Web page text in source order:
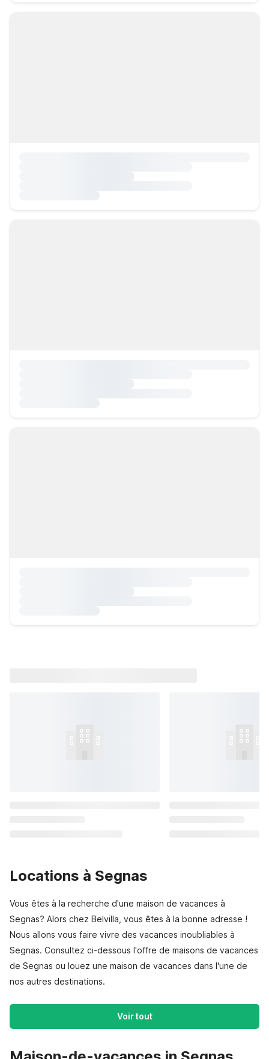
Locations à Segnas
Vous êtes à la recherche d'une maison de vacances à
Segnas? Alors chez Belvilla, vous êtes à la bonne adresse !
Nous allons vous faire vivre des vacances inoubliables à
Segnas. Consultez ci-dessous l'offre de maisons de vacances
de Segnas ou louez une maison de vacances dans l'une de
nos autres destinations.
Voir tout